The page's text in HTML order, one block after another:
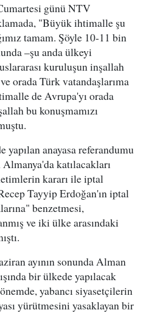
günü NTV
"Büyük ihtimalle şu
tamam. Şöyle 10-11 bin
–şu anda ülkeyi
kuruluşun inşallah
orada Türk vatandaşlarıma
de Avrupa'yı orada
bu konuşmamızı
anayasa referandumu
katılacakları
kararı ile iptal
Tayyip Erdoğan'ın iptal
benzetmesi,
ve iki ülke arasındaki
ayının sonunda Alman
bir ülkede yapılacak
yabancı siyasetçilerin
yürütmesini yasaklayan bir